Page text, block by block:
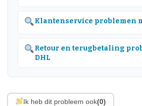
Klantenservice problemen
Retour en terugbetaling
DHL
Ik heb dit probleem ook(0)